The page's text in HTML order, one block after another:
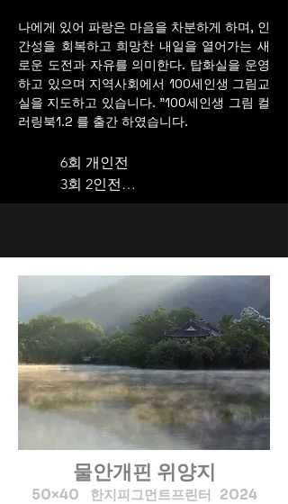
나에게 있어 파랑은 마음을 차분하게 하며, 인
간성을 회복하고 희망찬 내일을 열어가는 새
로운 도전과 자유를 의미한다. 탑화실을 운영
하고 있으며 지역사회에서 100세인생 그림교
실을 지도하고 있습니다. "100세인생 그림 컬
러링북1.2 를 출간 하였습니다.
6회 개인전
3회 2인전
TOP 32회
그룹전100여회 참가
물안개핀 위양지
50×40 한지피그먼트프린터 2024